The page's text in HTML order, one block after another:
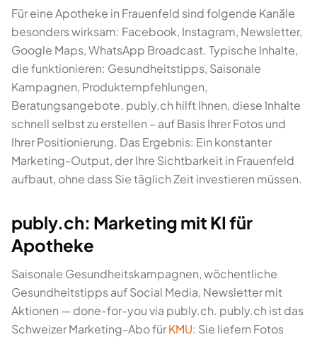
Für eine Apotheke in Frauenfeld sind folgende Kanäle
besonders wirksam: Facebook, Instagram, Newsletter,
Google Maps, WhatsApp Broadcast. Typische Inhalte,
die funktionieren: Gesundheitstipps, Saisonale
Kampagnen, Produktempfehlungen,
Beratungsangebote. publy.ch hilft Ihnen, diese Inhalte
schnell selbst zu erstellen – auf Basis Ihrer Fotos und
Ihrer Positionierung. Das Ergebnis: Ein konstanter
Marketing-Output, der Ihre Sichtbarkeit in Frauenfeld
aufbaut, ohne dass Sie täglich Zeit investieren müssen.
publy.ch: Marketing mit KI für
Apotheke
Saisonale Gesundheitskampagnen, wöchentliche
Gesundheitstipps auf Social Media, Newsletter mit
Aktionen — done-for-you via publy.ch. publy.ch ist das
Schweizer Marketing-Abo fürKMU: Sie liefern Fotos